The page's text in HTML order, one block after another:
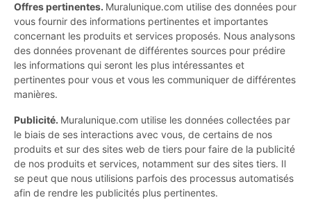
Offres pertinentes. Muralunique.com utilise des données pour
vous fournir des informations pertinentes et importantes
concernant les produits et services proposés. Nous analysons
des données provenant de différentes sources pour prédire
les informations qui seront les plus intéressantes et
pertinentes pour vous et vous les communiquer de différentes
manières.
Publicité. Muralunique.com utilise les données collectées par
le biais de ses interactions avec vous, de certains de nos
produits et sur des sites web de tiers pour faire de la publicité
de nos produits et services, notamment sur des sites tiers. Il
se peut que nous utilisions parfois des processus automatisés
afin de rendre les publicités plus pertinentes.